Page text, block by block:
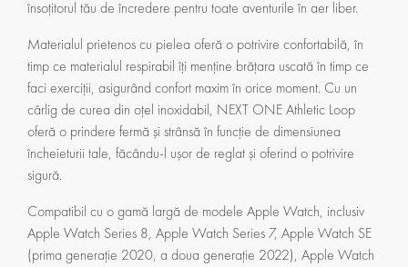
însoțitorul tău de încredere pentru toate aventurile în aer liber.
Materialul prietenos cu pielea oferă o potrivire confortabilă, în
timp ce materialul respirabil îți menține brățara uscată în timp ce
faci exerciții, asigurând confort maxim în orice moment. Cu un
cârlig de curea din oțel inoxidabil, NEXT ONE Athletic Loop
oferă o prindere fermă și strânsă în funcție de dimensiunea
încheieturii tale, făcându-l ușor de reglat și oferind o potrivire
sigură.
Compatibil cu o gamă largă de modele Apple Watch, inclusiv
Apple Watch Series 8, Apple Watch Series 7, Apple Watch SE
(prima generație 2020, a doua generație 2022), Apple Watch